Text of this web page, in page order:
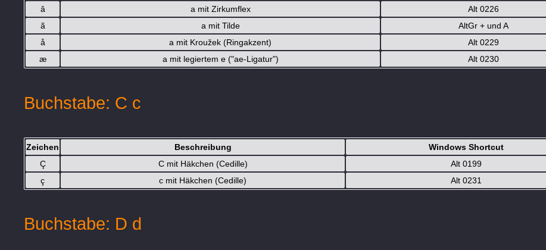
â
a mit Zirkumflex
Alt 0226
ã
a mit Tilde
AltGr + und A
å
a mit Kroužek (Ringakzent)
Alt 0229
æ
a mit legiertem e ("ae-Ligatur") Alt 0230
Buchstabe: C c
Zeichen Beschreibung
Windows Shortcut
Ç
C mit Häkchen (Cedille)
Alt 0199
ç
c mit Häkchen (Cedille) Alt 0231
Buchstabe: D d